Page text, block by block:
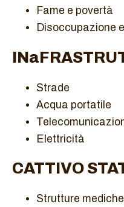
Fame e povertà
Disoccupazione
Strade
Acqua portatile
Elettricità
CATTIVO
Strutture